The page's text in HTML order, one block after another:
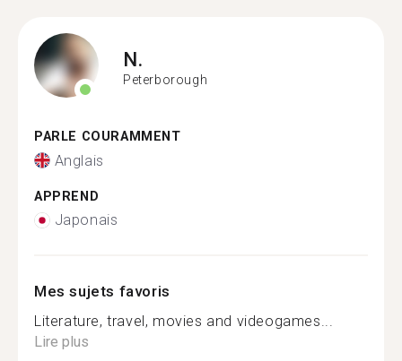
N.
Peterborough
PARLE COURAMMENT
Anglais
APPREND
Japonais
Mes sujets favoris
Literature, travel, movies and videogames...
Lire plus